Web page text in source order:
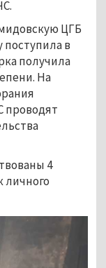
ЦГБ
поступила в
получила
На
проводят
4
личного